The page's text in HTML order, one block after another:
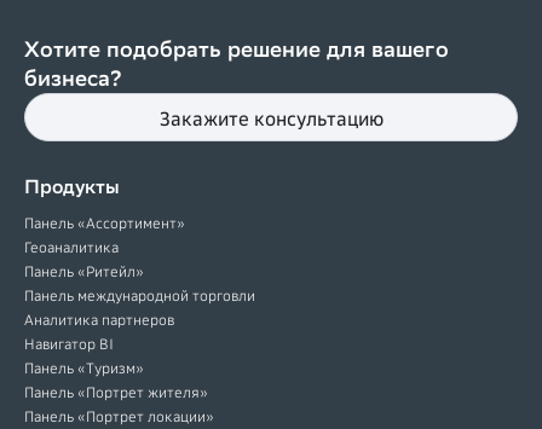
Хотите подобрать решение для вашего
бизнеса?
Закажите консультацию
Продукты
Панель «Ассортимент»
Геоаналитика
Панель «Ритейл»
Панель международной торговли
Аналитика партнеров
Навигатор BI
Панель «Туризм»
Панель «Портрет жителя»
Панель «Портрет локации»